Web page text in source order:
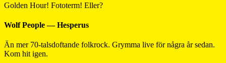
Golden Hour! Fototerm! Eller?
Wolf People — Hesperus
Än mer 70-talsdoftande folkrock. Grymma live för några år sedan.
Kom hit igen.